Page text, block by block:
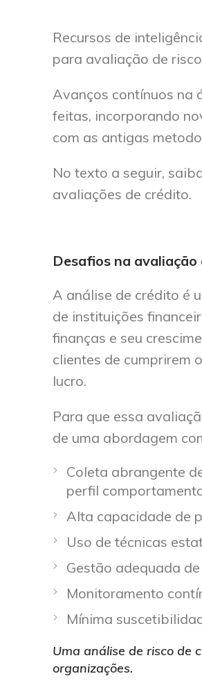
Recursos de
para avaliação de
Avanços contínuos na
feitas, incorporando
com as antigas
No texto a seguir,
avaliações de crédito.
Desafios na
A análise de crédito é
de instituições
finanças e seu
clientes de cumprirem
lucro.
Para que essa
de uma abordagem
Coleta abrangente
perfil
Alta capacidade de
Uso de técnicas
Gestão adequada
Monitoramento
Mínima
Uma análise de risco de
organizações.